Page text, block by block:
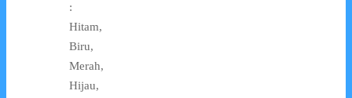
:
Hitam,
Biru,
Merah,
Hijau,